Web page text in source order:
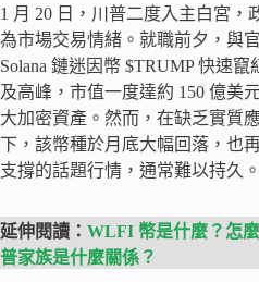
1 月 20 日，川普二度入主白宮，
為市場交易情緒。就職前夕，與
Solana 鏈迷因幣 $TRUMP 快速竄
及高峰，市值一度達約 150 億美
大加密資產。然而，在缺乏實質
下，該幣種於月底大幅回落，也
支撐的話題行情，通常難以持久。
延伸閱讀： WLFI 幣是什麼？怎麼
普家族是什麼關係？